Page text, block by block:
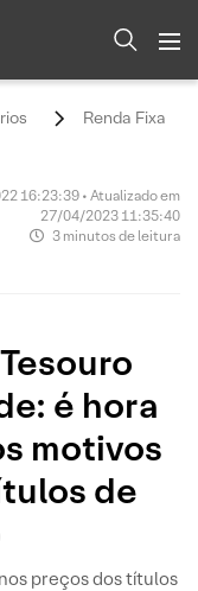
Renda Fixa
16:23:39 • Atualizado em
27/04/2023 11:35:40
3 minutos de leitura
é hora
motivos
de
preços dos títulos